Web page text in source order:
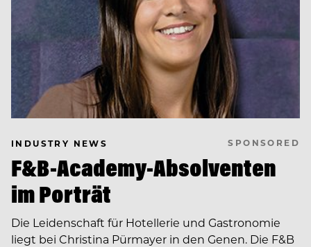
INDUSTRY NEWS SPONSORED
F&B-Academy-Absolventen
im Porträt
Die Leidenschaft für Hotellerie und Gastronomie
liegt bei Christina Pürmayer in den Genen. Die F&B